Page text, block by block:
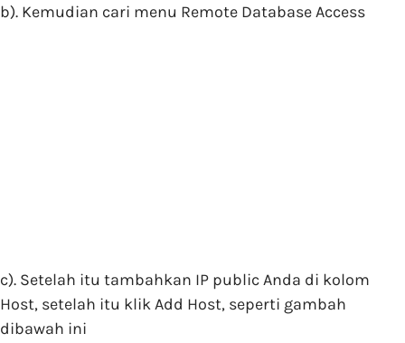
b). Kemudian cari menu Remote Database Access
c). Setelah itu tambahkan IP public Anda di kolom
Host, setelah itu klik Add Host, seperti gambah
dibawah ini